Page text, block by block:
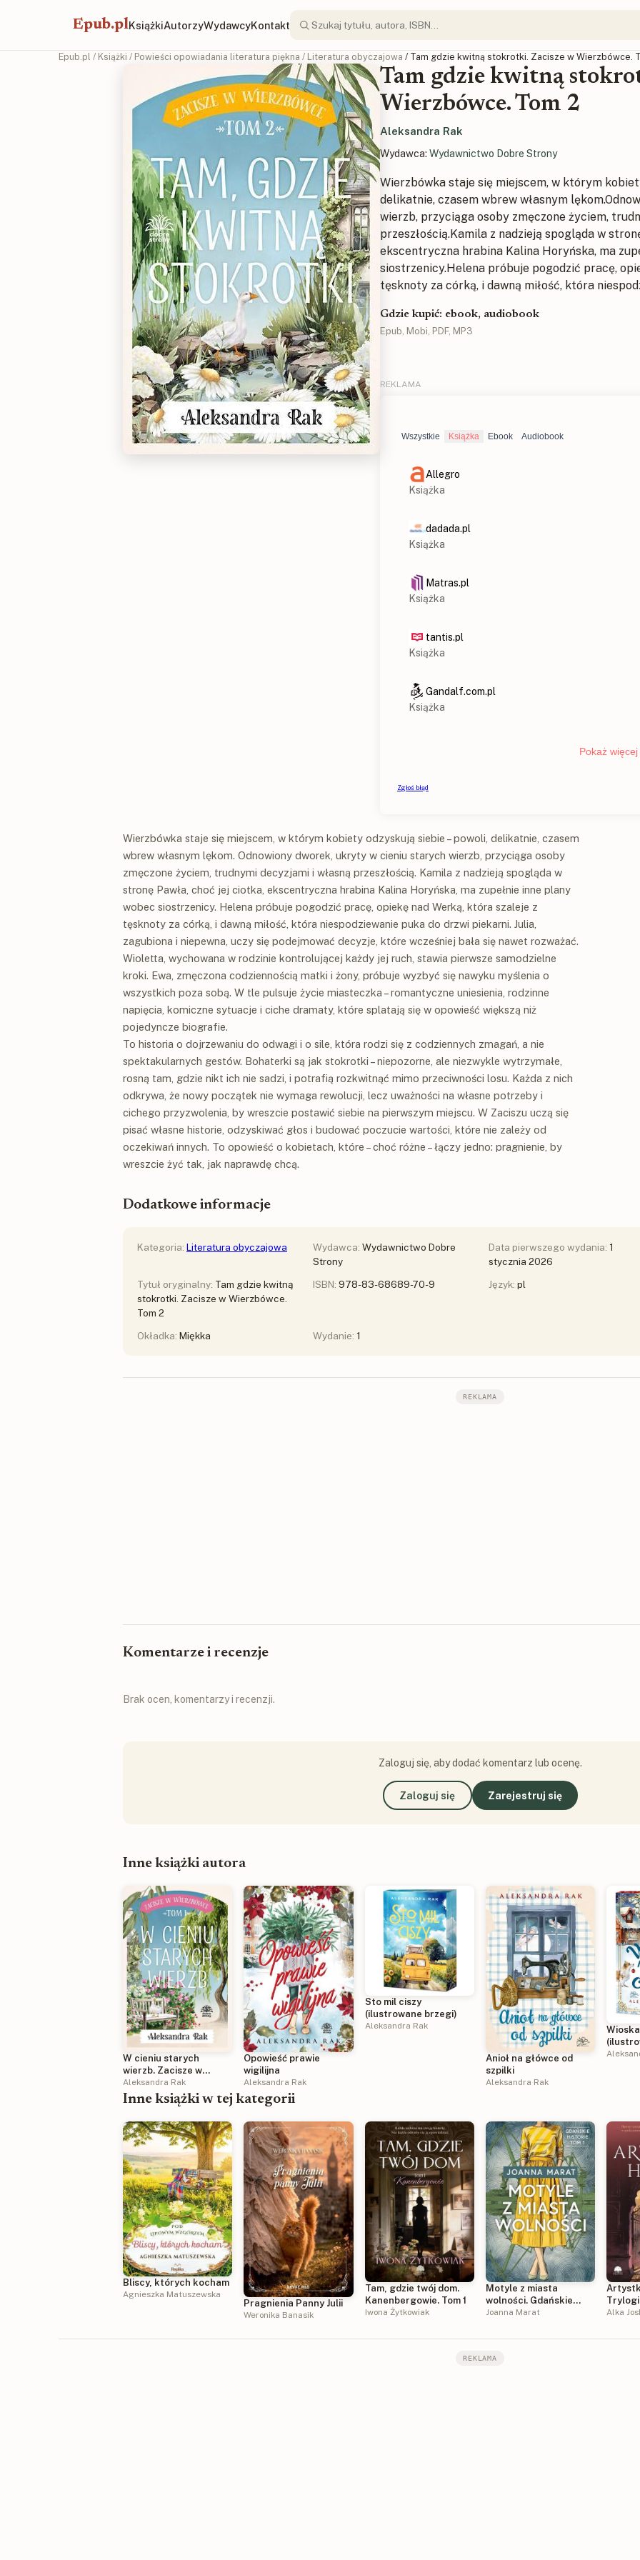
Epub.plKsiążkiAutorzyWydawcyKontakt
Epub.pl / Książki / Powieści opowiadania literatura piękna / Literatura obyczajowa / Tam gdzie kwitną stokrotki. Zacisze w Wierzbówce.
Tam gdzie kwitną
Wierzbówce. Tom 2
Aleksandra Rak
Wydawca: Wydawnictwo Dobre Strony
Wierzbówka staje się miejscem, w którym
delikatnie, czasem wbrew własnym
wierzb, przyciąga osoby zmęczone życiem,
przeszłością.Kamila z nadzieją spogląda w
ekscentryczna hrabina Kalina Horyńska, ma
siostrzenicy.Helena próbuje pogodzić pracę,
tęsknoty za córką, i dawną miłość, która
Gdzie kupić: ebook, audiobook
Epub, Mobi, PDF, MP3
Wierzbówka staje się miejscem, w którym kobiety odzyskują siebie – powoli, delikatnie, czasem
wbrew własnym lękom. Odnowiony dworek, ukryty w cieniu starych wierzb, przyciąga osoby
zmęczone życiem, trudnymi decyzjami i własną przeszłością. Kamila z nadzieją spogląda w
stronę Pawła, choć jej ciotka, ekscentryczna hrabina Kalina Horyńska, ma zupełnie inne plany
wobec siostrzenicy. Helena próbuje pogodzić pracę, opiekę nad Werką, która szaleje z
tęsknoty za córką, i dawną miłość, która niespodziewanie puka do drzwi piekarni. Julia,
zagubiona i niepewna, uczy się podejmować decyzje, które wcześniej bała się nawet rozważać.
Wioletta, wychowana w rodzinie kontrolującej każdy jej ruch, stawia pierwsze samodzielne
kroki. Ewa, zmęczona codziennością matki i żony, próbuje wyzbyć się nawyku myślenia o
wszystkich poza sobą. W tle pulsuje życie miasteczka – romantyczne uniesienia, rodzinne
napięcia, komiczne sytuacje i ciche dramaty, które splatają się w opowieść większą niż
pojedyncze biografie.
To historia o dojrzewaniu do odwagi i o sile, która rodzi się z codziennych zmagań, a nie
spektakularnych gestów. Bohaterki są jak stokrotki – niepozorne, ale niezwykle wytrzymałe,
rosną tam, gdzie nikt ich nie sadzi, i potrafią rozkwitnąć mimo przeciwności losu. Każda z nich
odkrywa, że nowy początek nie wymaga rewolucji, lecz uważności na własne potrzeby i
cichego przyzwolenia, by wreszcie postawić siebie na pierwszym miejscu. W Zaciszu uczą się
pisać własne historie, odzyskiwać głos i budować poczucie wartości, które nie zależy od
oczekiwań innych. To opowieść o kobietach, które – choć różne – łączy jedno: pragnienie, by
wreszcie żyć tak, jak naprawdę chcą.
Dodatkowe informacje
Kategoria: Literatura obyczajowa Wydawca: Wydawnictwo Dobre
Strony
Data pierwszego wydania: 1
stycznia 2026
Tytuł oryginalny: Tam gdzie kwitną
stokrotki. Zacisze w Wierzbówce.
Tom 2
ISBN: 978-83-68689-70-9 Język: pl
Okładka: Miękka Wydanie: 1
REKLAMA
Komentarze i recenzje
Brak ocen, komentarzy i recenzji.
Zaloguj się, aby dodać komentarz lub ocenę.
Zaloguj się Zarejestruj się
Inne książki autora
W cieniu starych
wierzb. Zacisze w
Wierzbówce. Tom 1
Aleksandra Rak
Opowieść prawie
wigilijna
Aleksandra Rak
Sto mil ciszy
(ilustrowane brzegi)
Aleksandra Rak
Anioł na główce od
szpilki
Aleksandra Rak
Inne książki w tej kategorii
Bliscy, których kocham
Agnieszka Matuszewska
Pragnienia Panny Julii
Weronika Banasik
Tam, gdzie twój dom.
Kanenbergowie. Tom 1
Iwona Żytkowiak
Motyle z miasta
wolności. Gdańskie
historie. Tom 1
Joanna Marat
Tom 1
Alka
REKLAMA